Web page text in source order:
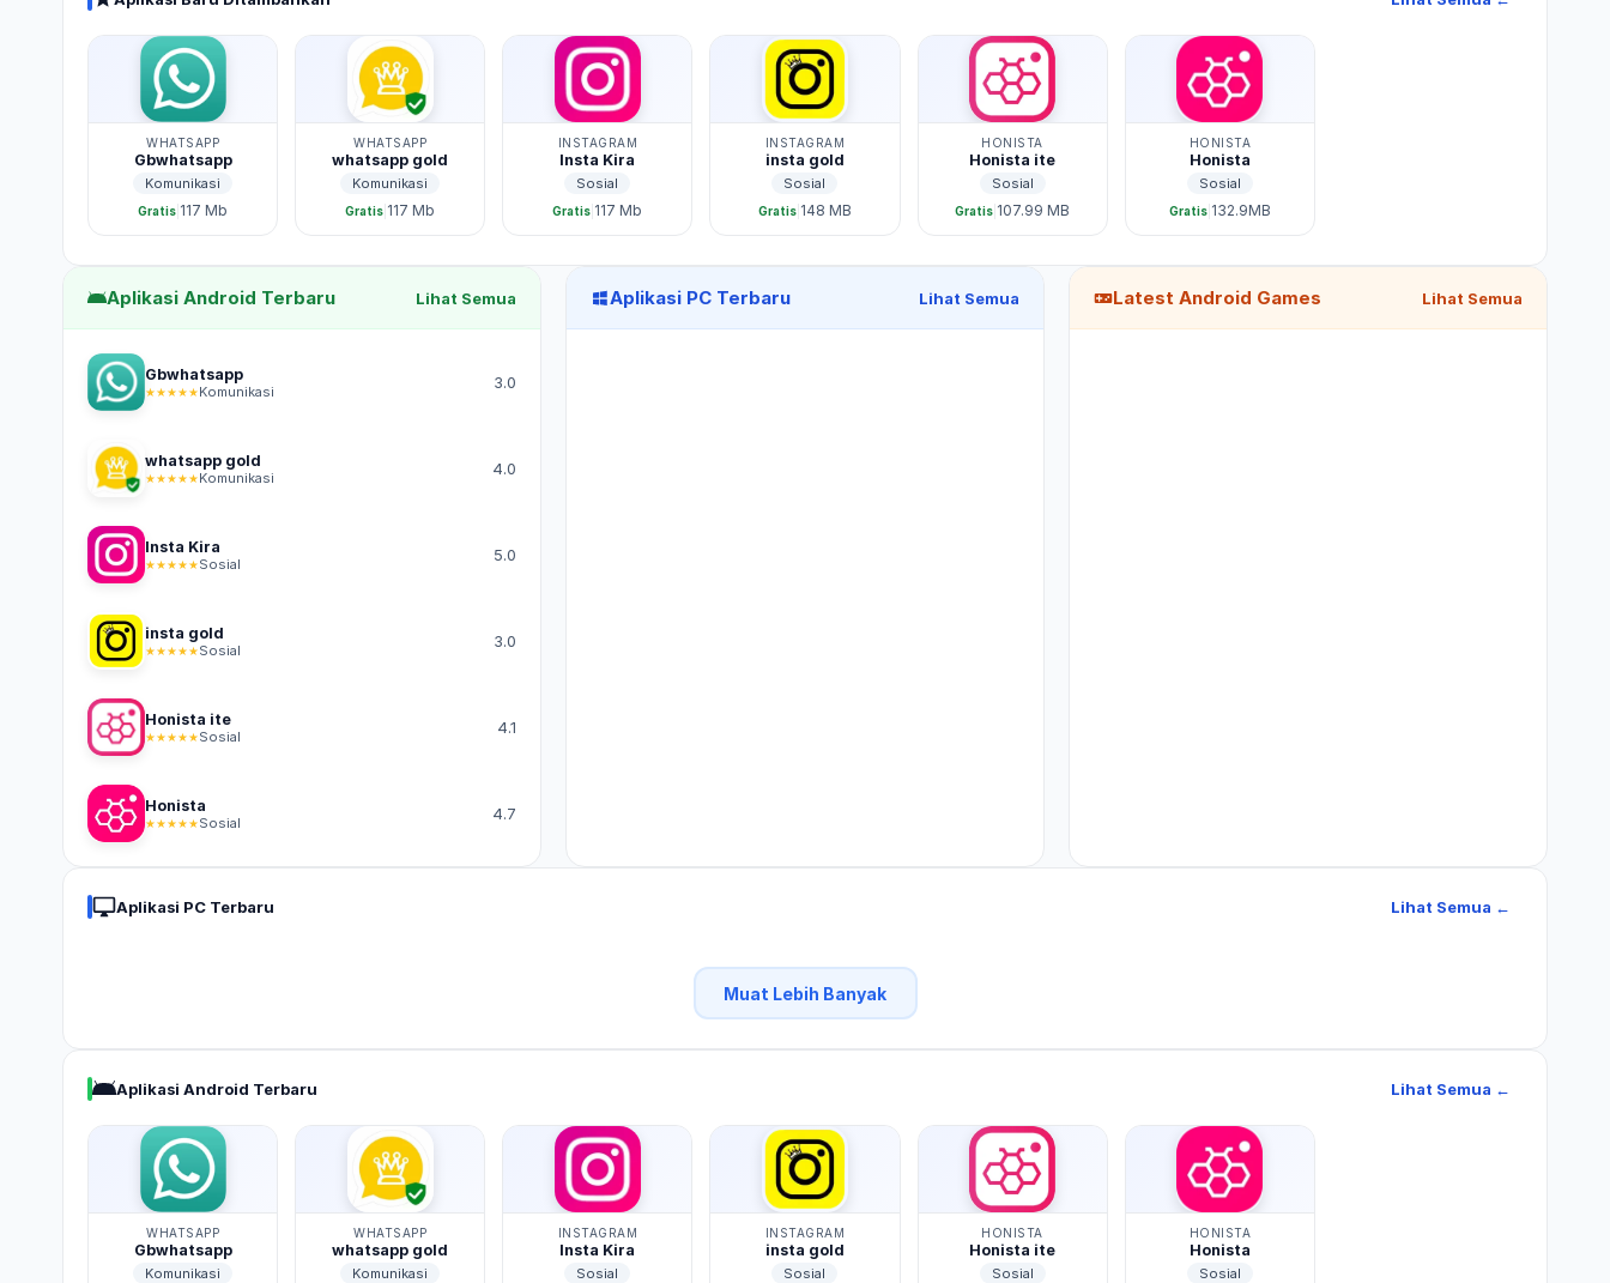
WHATSAPP
Gbwhatsapp
Komunikasi
Gratis 117 Mb
WHATSAPP
whatsapp gold
Komunikasi
Gratis 117 Mb
INSTAGRAM
Insta Kira
Sosial
Gratis 117 Mb
INSTAGRAM
insta gold
Sosial
Gratis| 148 MB
HONISTA
Honista ite
Sosial
Gratis 107.99 MB
HONISTA
Honista
Sosial
Gratis| 132.9MB
Aplikasi Android Terbaru Lihat Semua
Gbwhatsapp
★★★★★Komunikasi 3.0
whatsapp gold
★★★★★Komunikasi 4.0
Insta Kira
★★★★★Sosial 5.0
insta gold
★★★★★Sosial 3.0
Honista ite
★★★★★Sosial 4.1
Honista
★★★★★Sosial 4.7
Aplikasi PC Terbaru Lihat Semua Latest Android Games Lihat Semua
Aplikasi PC Terbaru Lihat Semua ←
Muat Lebih Banyak
Aplikasi Android Terbaru Lihat Semua ←
WHATSAPP
Gbwhatsapp
Komunikasi
WHATSAPP
whatsapp gold
Komunikasi
INSTAGRAM
Insta Kira
Sosial
INSTAGRAM
insta gold
Sosial
HONISTA
Honista ite
Sosial
HONISTA
Honista
Sosial